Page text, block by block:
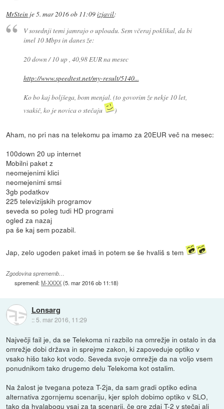
MrStein je5. mar 2016 ob 11:09izjavil:
V sosednji temi jamrajo o uploadu. Sem včeraj poklikal, da bi
imel 10 Mbps in danes že:
20 down / 10 up , 40,98 EUR na mesec
http://www.speedtest.net/my-result/5140...
Ko bo kaj boljšega, bom menjal. (to govorim že nekje 10 let,
vsakič, ko je novica o stečaju
)
Aham, no pri nas na telekomu pa imamo za 20EUR več na mesec:
100down 20 up internet
Mobilni paket z
neomejenimi klici
neomejenimi smsi
3gb podatkov
225 televizijskih programov
seveda so poleg tudi HD programi
ogled za nazaj
pa še kaj sem pozabil.
Jap, zelo ugoden paket imaš in potem se še hvališ s tem
Zgodovina sprememb…
spremenil:M-XXXX(5. mar 2016 ob 11:18)
Lonsarg
:: 5. mar 2016, 11:29
Največji fail je, da se Telekoma ni razbilo na omrežje in ostalo in da
omrežje dobi država in sprejme zakon, ki zapoveduje optiko v
vsako hišo tako kot vodo. Seveda svoje omrežje da na voljo vsem
ponudnikom tako drugemo delu Telekoma kot ostalim.
Na žalost je tvegana poteza T-2ja, da sam gradi optiko edina
alternativa zgornjemu scenariju, kjer sploh dobimo optiko v SLO,
tako da hvalabogu vsaj za ta scenarij, če gre zdaj T-2 v stečaj ali